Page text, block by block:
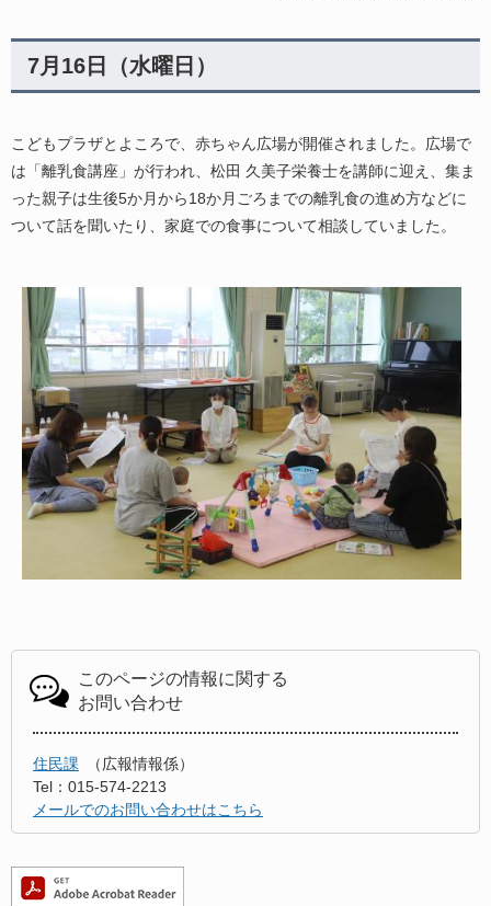
7月16日（水曜日）
こどもプラザとよころで、赤ちゃん広場が開催されました。広場で
は「離乳食講座」が行われ、松田 久美子栄養士を講師に迎え、集ま
った親子は生後5か月から18か月ごろまでの離乳食の進め方などに
ついて話を聞いたり、家庭での食事について相談していました。
このページの情報に関する
お問い合わせ
住民課
広報情報係
Tel：015-574-2213
メールでのお問い合わせはこちら